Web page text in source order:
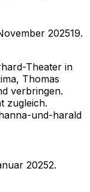
202519.
Theater in
Thomas
verbringen.
zugleich.
und-harald
20252.